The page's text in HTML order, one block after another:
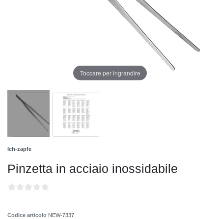
Toccare per ingrandire
Ich-zapfe
Pinzetta in acciaio inossidabile
Codice articolo NEW-7337